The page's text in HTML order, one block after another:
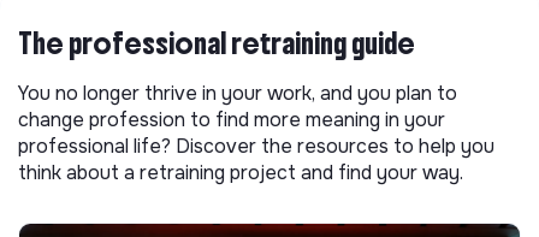
The professional retraining guide
You no longer thrive in your work, and you plan to
change profession to find more meaning in your
professional life? Discover the resources to help you
think about a retraining project and find your way.